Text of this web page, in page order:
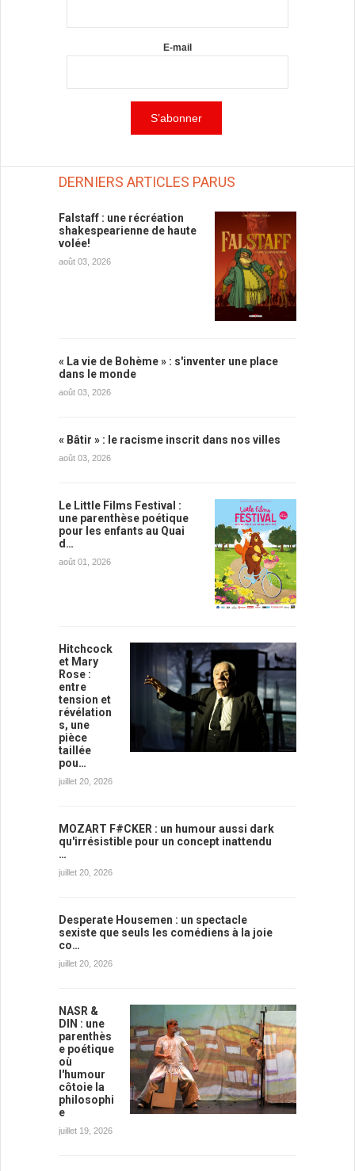
E-mail
DERNIERS ARTICLES PARUS
Falstaff : une récréation
shakespearienne de haute
volée!
août 03, 2026
« La vie de Bohème » : s'inventer une place
dans le monde
août 03, 2026
« Bâtir » : le racisme inscrit dans nos villes
août 03, 2026
Le Little Films Festival :
une parenthèse poétique
pour les enfants au Quai
d…
août 01, 2026
Hitchcock
et Mary
Rose :
entre
tension et
révélation
s, une
pièce
taillée
pou…
juillet 20, 2026
MOZART F#CKER : un humour aussi dark
qu'irrésistible pour un concept inattendu
…
juillet 20, 2026
Desperate Housemen : un spectacle
sexiste que seuls les comédiens à la joie
co…
juillet 20, 2026
NASR &
DIN : une
parenthès
e poétique
où
l'humour
côtoie la
philosophi
e
juillet 19, 2026